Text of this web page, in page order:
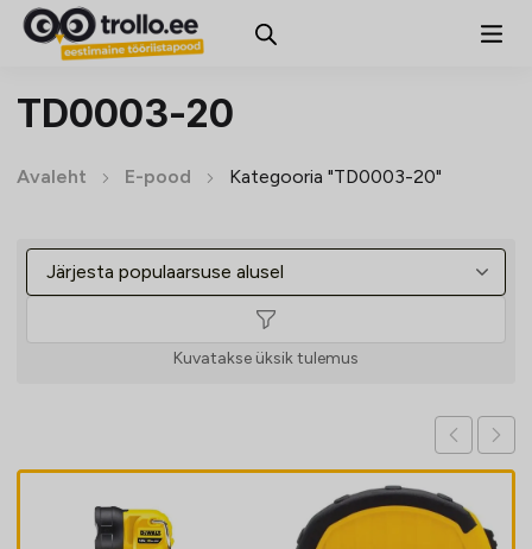
TD0003-20
Avaleht E-pood Kategooria "TD0003-20"
Kuvatakse üksik tulemus